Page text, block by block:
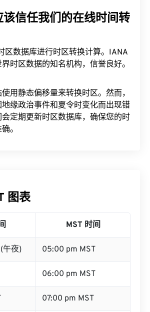
该信任我们的在线时间转
区数据库进行时区转换计算。IANA
时区数据的知名机构，信誉良好。
用静态偏移量来转换时区。然而，
缘政治事件和夏令时变化而出现错
定期更新时区数据库，确保您的时
。
图表
MST 时间
午夜) 05:00 pm MST
06:00 pm MST
07:00 pm MST